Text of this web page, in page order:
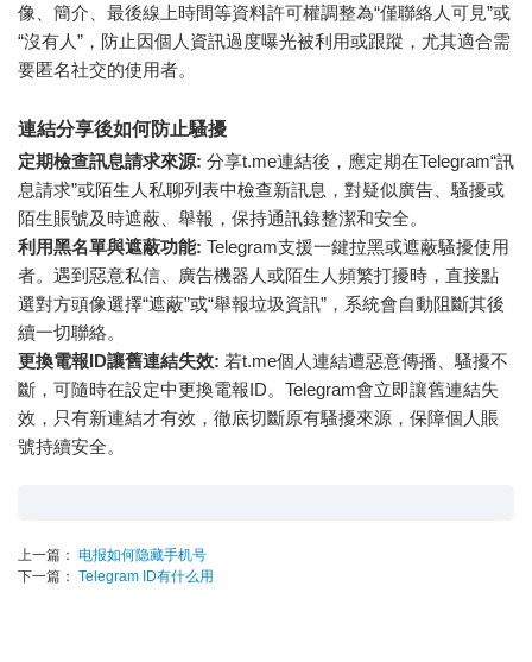
像、簡介、最後線上時間等資料許可權調整為“僅聯絡人可見”或
“沒有人”，防止因個人資訊過度曝光被利用或跟蹤，尤其適合需
要匿名社交的使用者。
連結分享後如何防止騷擾
定期檢查訊息請求來源: 分享t.me連結後，應定期在Telegram“訊
息請求”或陌生人私聊列表中檢查新訊息，對疑似廣告、騷擾或
陌生賬號及時遮蔽、舉報，保持通訊錄整潔和安全。
利用黑名單與遮蔽功能: Telegram支援一鍵拉黑或遮蔽騷擾使用
者。遇到惡意私信、廣告機器人或陌生人頻繁打擾時，直接點
選對方頭像選擇“遮蔽”或“舉報垃圾資訊”，系統會自動阻斷其後
續一切聯絡。
更換電報ID讓舊連結失效: 若t.me個人連結遭惡意傳播、騷擾不
斷，可隨時在設定中更換電報ID。Telegram會立即讓舊連結失
效，只有新連結才有效，徹底切斷原有騷擾來源，保障個人賬
號持續安全。
上一篇： 电报如何隐藏手机号
下一篇： Telegram ID有什么用